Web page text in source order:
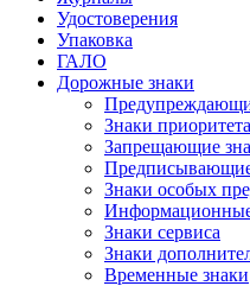
Удостоверения
Упаковка
ГАЛО
Дорожные знаки
Знаки приоритета
Запрещающие
Знаки особых
Знаки сервиса
Знаки
Временные знаки